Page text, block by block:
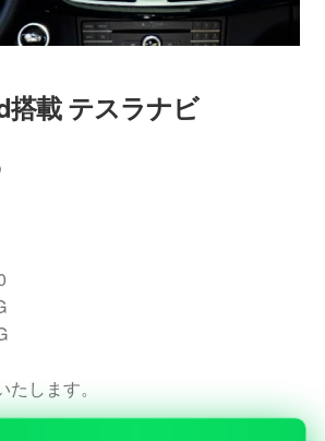
載 テスラナビ
します。